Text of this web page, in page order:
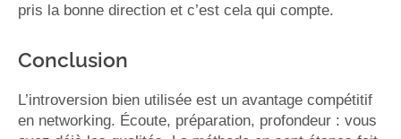
pris la bonne direction et c’est cela qui compte.
Conclusion
L’introversion bien utilisée est un avantage compétitif
en networking. Écoute, préparation, profondeur : vous